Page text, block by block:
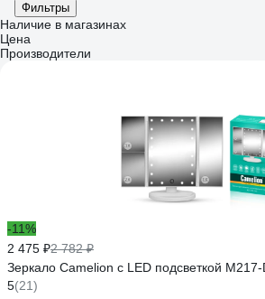
Фильтры
Наличие в магазинах
Цена
Производители
-11%
2 475 ₽2 782 ₽
Зеркало Camelion с LED подсветкой
5(21)